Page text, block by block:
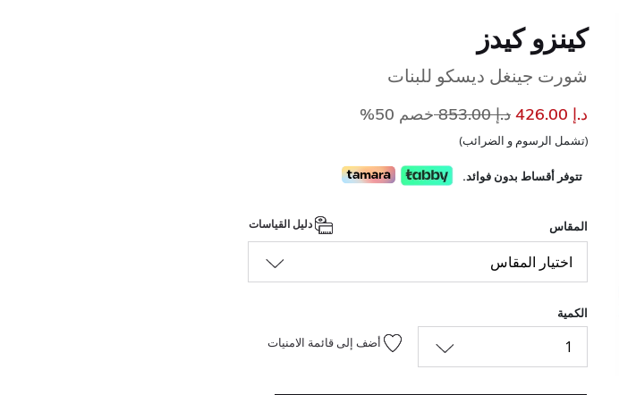
كينزو كيدز
شورت جينغل ديسكو للبنات
د.إ 426.00 سعر مخفض مند.إ 853.00 إلى
خصم 50%
(تشمل الرسوم و الضرائب)
تتوفر أقساط بدون فوائد.
المقاس
اختيار المقاس
الكمية
1 أضف إلى قائمة الامنيات